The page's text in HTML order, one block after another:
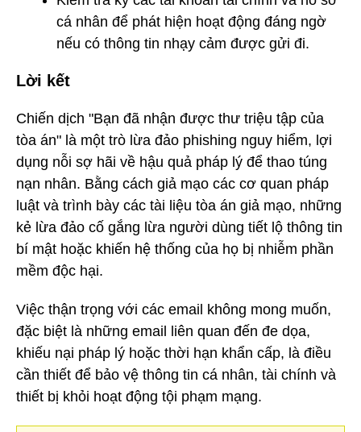
cá nhân để phát hiện hoạt động đáng ngờ
nếu có thông tin nhạy cảm được gửi đi.
Lời kết
Chiến dịch "Bạn đã nhận được thư triệu tập của
tòa án" là một trò lừa đảo phishing nguy hiểm, lợi
dụng nỗi sợ hãi về hậu quả pháp lý để thao túng
nạn nhân. Bằng cách giả mạo các cơ quan pháp
luật và trình bày các tài liệu tòa án giả mạo, những
kẻ lừa đảo cố gắng lừa người dùng tiết lộ thông tin
bí mật hoặc khiến hệ thống của họ bị nhiễm phần
mềm độc hại.
Việc thận trọng với các email không mong muốn,
đặc biệt là những email liên quan đến đe dọa,
khiếu nại pháp lý hoặc thời hạn khẩn cấp, là điều
cần thiết để bảo vệ thông tin cá nhân, tài chính và
thiết bị khỏi hoạt động tội phạm mạng.